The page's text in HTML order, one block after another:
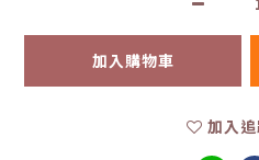
加入購物車
加入